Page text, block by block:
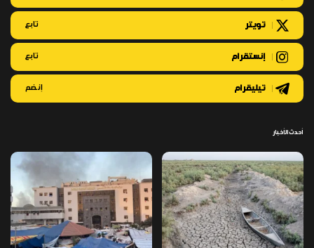
تويتر تابع
إنستقرام تابع
تيليقرام إنضم
أحدث الأخبار